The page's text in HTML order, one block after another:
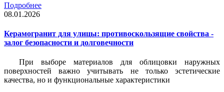
Подробнее
08.01.2026
Керамогранит для улицы: противоскользящие свойства -
залог безопасности и долговечности
При выборе материалов для облицовки наружных
поверхностей важно учитывать не только эстетические
качества, но и функциональные характеристики